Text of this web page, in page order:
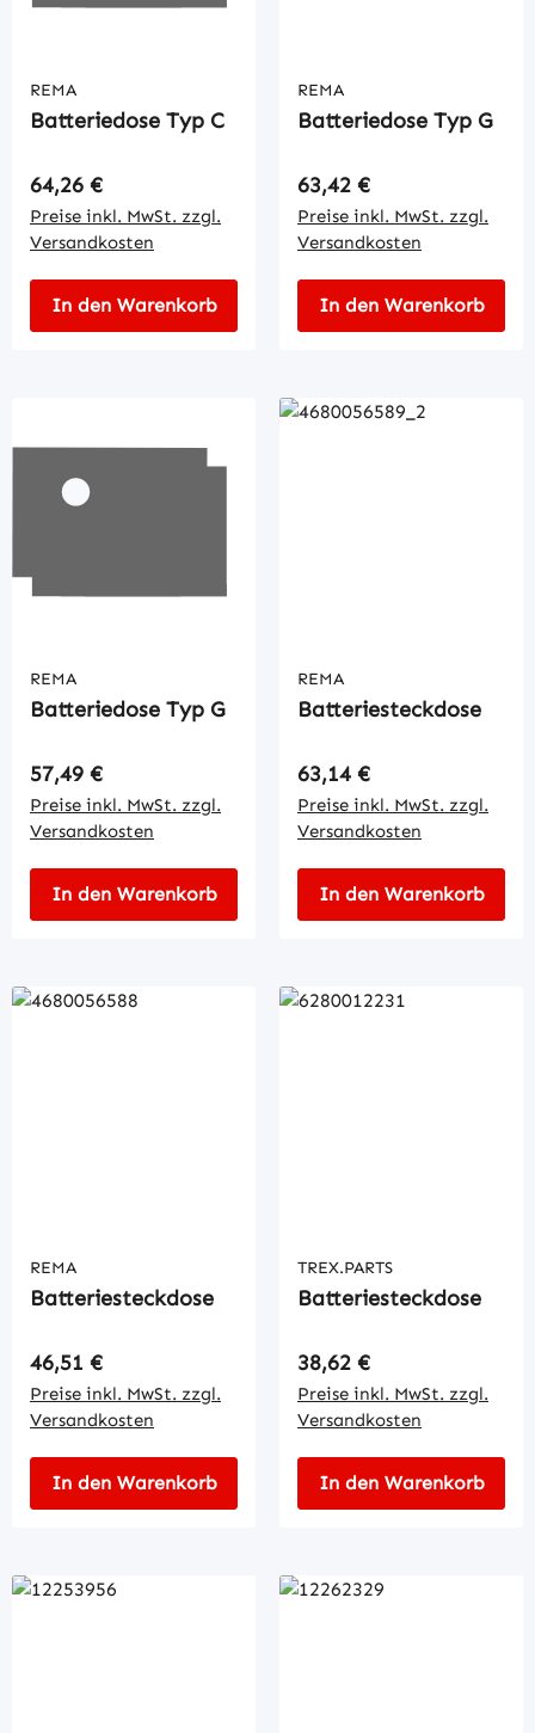
REMA
Batteriedose Typ C
Regulärer Preis:
64,26 €
Preise inkl. MwSt. zzgl.
Versandkosten
In den Warenkorb
REMA
Batteriedose Typ G
Regulärer Preis:
63,42 €
Preise inkl. MwSt. zzgl.
Versandkosten
In den Warenkorb
REMA
Batteriedose Typ G
Regulärer Preis:
57,49 €
Preise inkl. MwSt. zzgl.
Versandkosten
In den Warenkorb
REMA
Batteriesteckdose
Regulärer Preis:
63,14 €
Preise inkl. MwSt. zzgl.
Versandkosten
In den Warenkorb
REMA
Batteriesteckdose
Regulärer Preis:
46,51 €
Preise inkl. MwSt. zzgl.
Versandkosten
In den Warenkorb
TREX.PARTS
Batteriesteckdose
Regulärer Preis:
38,62 €
Preise inkl. MwSt. zzgl.
Versandkosten
In den Warenkorb